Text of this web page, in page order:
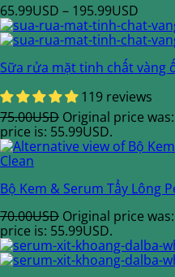
65.99USD – 195.99USD
Sữa rửa mặt tinh chất vàng
119 reviews
75.00USD Original price
price is: 55.99USD.
Bộ Kem & Serum Tẩy Lông
70.00USD Original price
price is: 55.99USD.